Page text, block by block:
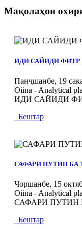
Мақолаҳои
ИДИ САЙИДИ ФИТР
Панҷшанбе, 19
Oiina - Analytical
ИДИ САЙИДИ ФИТР
Бештар
САФАРИ ПУТИН
Чоршанбе, 15
Oiina - Analytical
САФАРИ ПУТИН
Бештар